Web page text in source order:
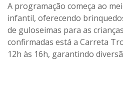
A programação começa ao
infantil, oferecendo
de guloseimas para as
confirmadas está a Carreta
12h às 16h, garantindo